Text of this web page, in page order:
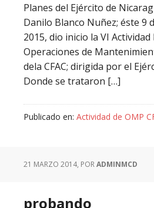
Planes del Ejército de
Danilo Blanco Nuñez; éste 9
2015, dio inicio la VI Actividad
Operaciones de
dela CFAC; dirigida por el
Donde se trataron […]
Publicado en: Actividad de OMP
21 MARZO 2014, PORADMINMCD
probando